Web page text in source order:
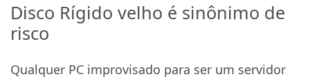
Disco Rígido velho é sinônimo de
risco
Qualquer PC improvisado para ser um servidor